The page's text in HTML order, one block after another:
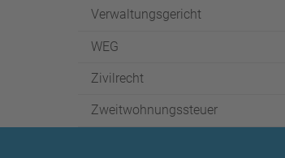
Verwaltungsgericht
WEG
Zivilrecht
Zweitwohnungssteuer